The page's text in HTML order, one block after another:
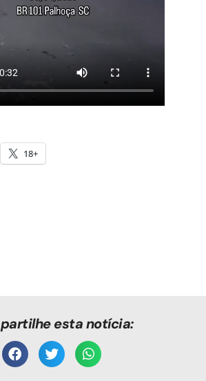
18+
esta notícia: